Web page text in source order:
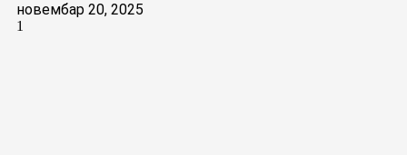
новембар 20, 2025